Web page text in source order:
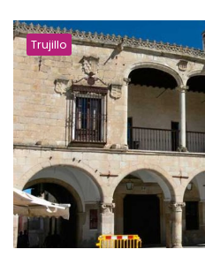
Trujillo